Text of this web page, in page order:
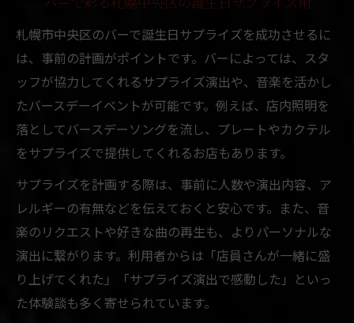
バーで彩る札幌中央区の誕生日サプライズ術
札幌市中央区のバーで誕生日サプライズを成功させるに
は、事前の計画がポイントです。バーによっては、スタ
ッフが協力してくれるサプライズ演出や、音楽を活かし
たバースデーイベントが可能です。例えば、店内照明を
落としてバースデーソングを流し、プレートやカクテル
をサプライズで提供してくれるお店もあります。
サプライズを計画する際は、事前に人数や演出内容、ア
レルギーの有無などを伝えておくと安心です。また、音
楽のリクエストや好きな曲の再生も、よりパーソナルな
演出に繋がります。利用者からは「店員さんが一緒に盛
り上げてくれた」「サプライズ演出で感動した」といっ
た体験談も多く寄せられています。